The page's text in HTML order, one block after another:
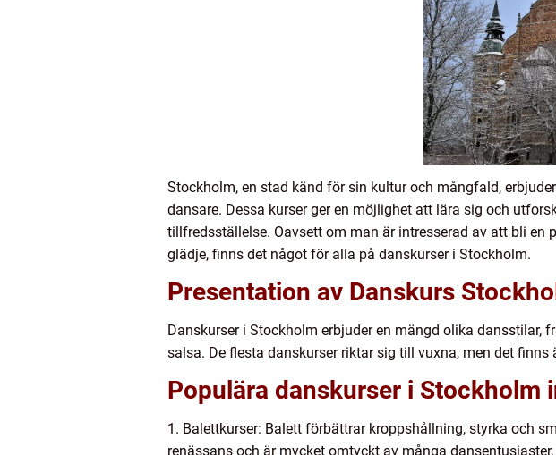
Stockholm, en stad känd för sin kultur och mångfald,
dansare. Dessa kurser ger en möjlighet att lära sig och
tillfredsställelse. Oavsett om man är intresserad av att bli
glädje, finns det något för alla på danskurser i Stockholm.
Presentation av Danskurs
Danskurser i Stockholm erbjuder en mängd olika
salsa. De flesta danskurser riktar sig till vuxna, men det finns
Populära danskurser i Stockholm
1. Balettkurser: Balett förbättrar kroppshållning, styrka och
renässans och är mycket omtyckt av många dansentusiaster.